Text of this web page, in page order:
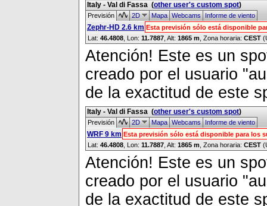
Italy - Val di Fassa (other user's custom spot)
Previsión 2D MapaWebcamsInforme de viento
Zephr-HD 2.6 km Esta previsión sólo está disponible
Lat: 46.4808 , Lon: 11.7887 Alt: 1865 m , Zona horaria: CEST
Atención! Este es un
creado por el usuario
de la exactitud de este
Italy - Val di Fassa (other user's custom spot)
Previsión 2D MapaWebcamsInforme de viento
WRF 9 km Esta previsión sólo está disponible para los
Lat: 46.4808 , Lon: 11.7887 Alt: 1865 m , Zona horaria: CEST
Atención! Este es un
creado por el usuario
de la exactitud de este